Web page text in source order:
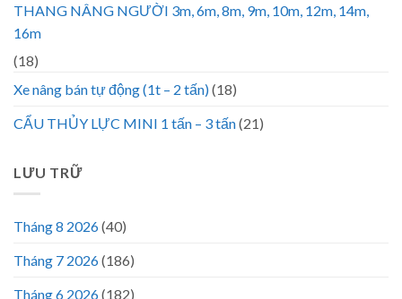
THANG NÂNG NGƯỜI 3m, 6m, 8m, 9m, 10m, 12m, 14m,
16m
(18)
Xe nâng bán tự động (1t – 2 tấn)(18)
CẨU THỦY LỰC MINI 1 tấn – 3 tấn(21)
LƯU TRỮ
Tháng 8 2026(40)
Tháng 7 2026(186)
Tháng 6 2026(182)